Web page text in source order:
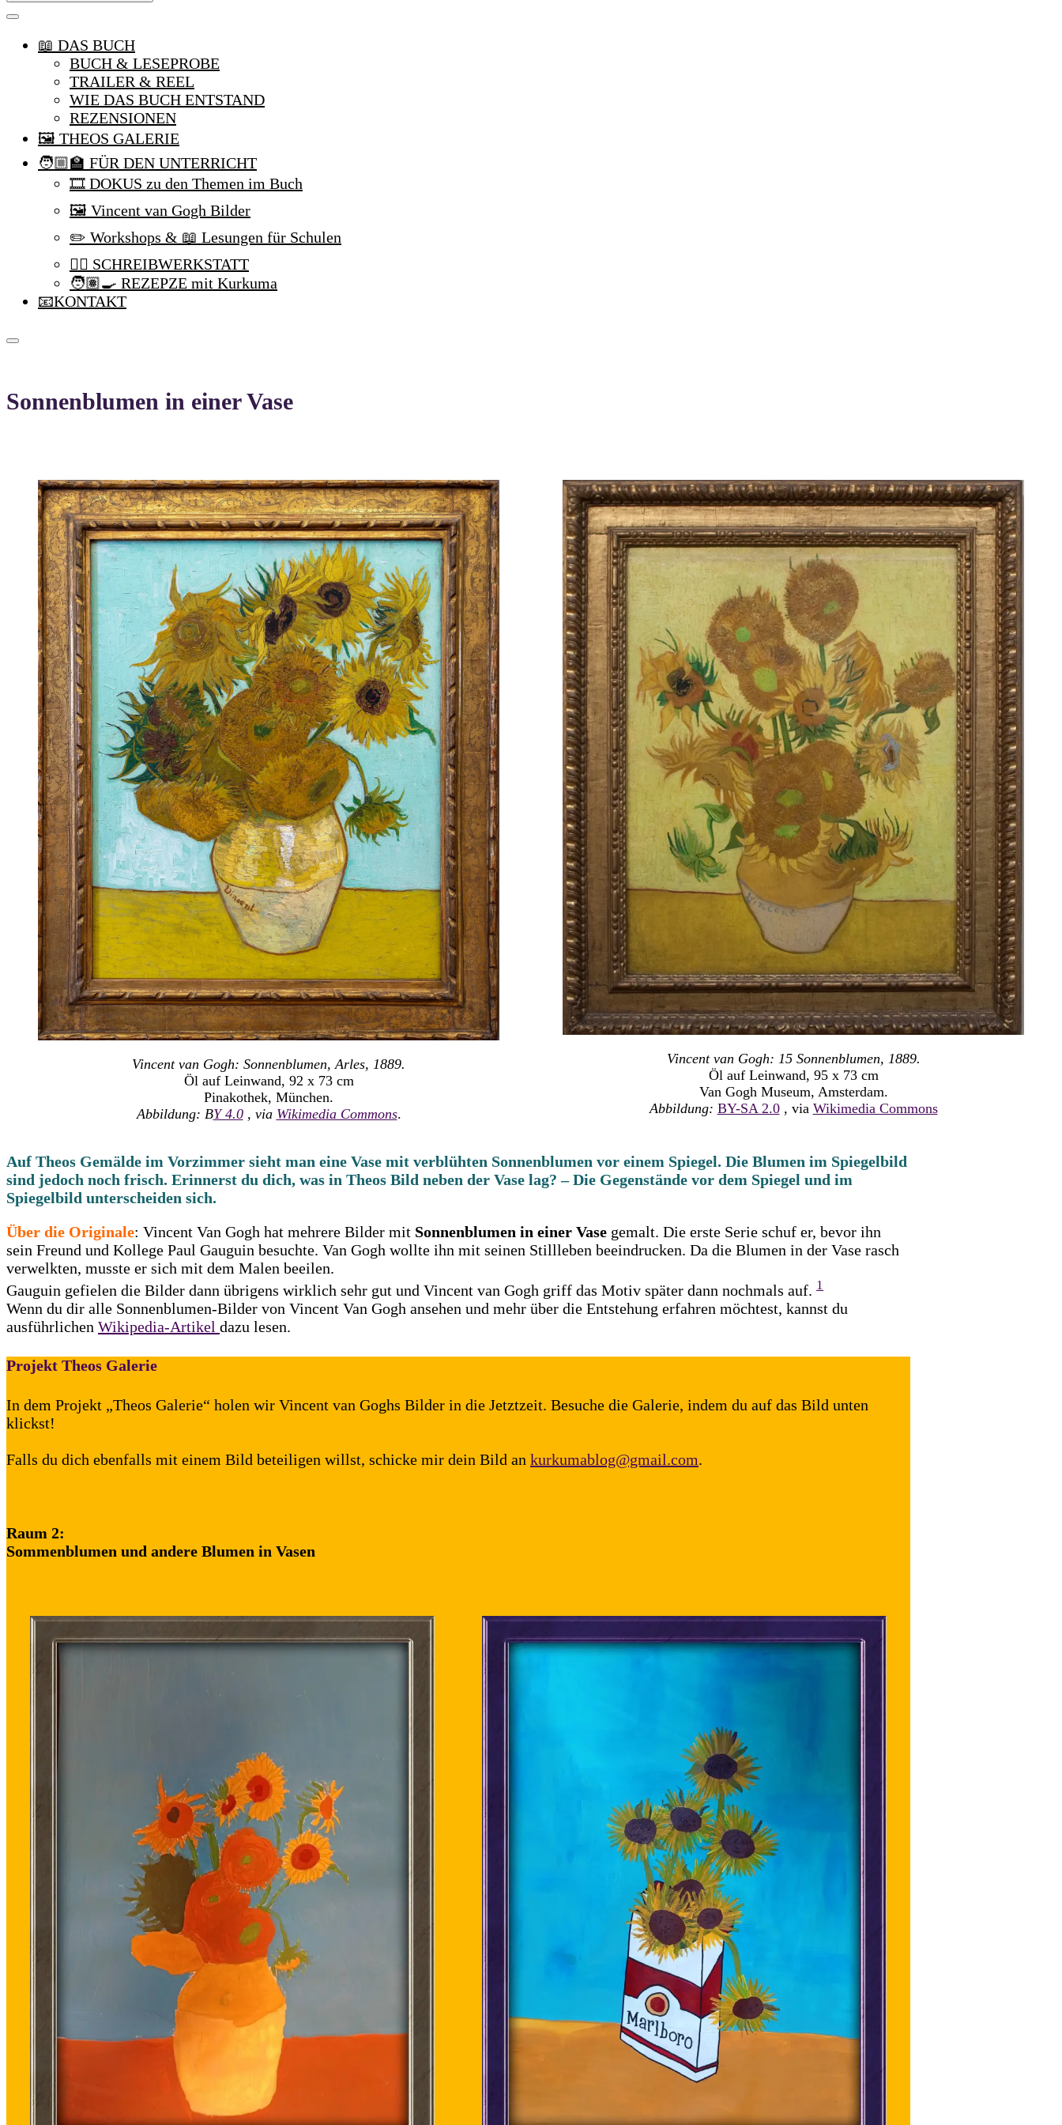
Kurkuma
und
ich
📖 DAS BUCH
BUCH & LESEPROBE
TRAILER & REEL
WIE DAS BUCH ENTSTAND
REZENSIONEN
🖼️ THEOS GALERIE
🧑🏼‍🏫 FÜR DEN UNTERRICHT
🎞️ DOKUS zu den Themen im Buch
🖼️ Vincent van Gogh Bilder
✏️ Workshops & 📖 Lesungen für Schulen
✍🏼 SCHREIBWERKSTATT
🧑🏽‍🍳 REZEPZE mit Kurkuma
📧KONTAKT
Sonnenblumen in einer Vase
Vincent van Gogh: Sonnenblumen, Arles, 1889.
Öl auf Leinwand, 92 x 73 cm
Pinakothek, München.
Abbildung: BY 4.0, via Wikimedia Commons.
Vincent van Gogh: 15 Sonnenblumen, 1889.
Öl auf Leinwand, 95 x 73 cm
Van Gogh Museum, Amsterdam.
Abbildung: BY-SA 2.0, via Wikimedia Commons
Auf Theos Gemälde im Vorzimmer sieht man eine Vase mit verblühten Sonnenblumen vor einem Spiegel. Die Blumen im Spiegelbild
sind jedoch noch frisch. Erinnerst du dich, was in Theos Bild neben der Vase lag? – Die Gegenstände vor dem Spiegel und im
Spiegelbild unterscheiden sich.
Über die Originale: Vincent Van Gogh hat mehrere Bilder mit Sonnenblumen in einer Vase gemalt. Die erste Serie schuf er, bevor ihn
sein Freund und Kollege Paul Gauguin besuchte. Van Gogh wollte ihn mit seinen Stillleben beeindrucken. Da die Blumen in der Vase rasch
verwelkten, musste er sich mit dem Malen beeilen.
Gauguin gefielen die Bilder dann übrigens wirklich sehr gut und Vincent van Gogh griff das Motiv später dann nochmals auf. 1
Wenn du dir alle Sonnenblumen-Bilder von Vincent Van Gogh ansehen und mehr über die Entstehung erfahren möchtest, kannst du
ausführlichen Wikipedia-Artikel dazu lesen.
Projekt Theos Galerie
In dem Projekt „Theos Galerie“ holen wir Vincent van Goghs Bilder in die Jetztzeit. Besuche die Galerie, indem du auf das Bild unten
klickst!
Falls du dich ebenfalls mit einem Bild beteiligen willst, schicke mir dein Bild an kurkumablog@gmail.com.
Raum 2:
Sommenblumen und andere Blumen in Vasen